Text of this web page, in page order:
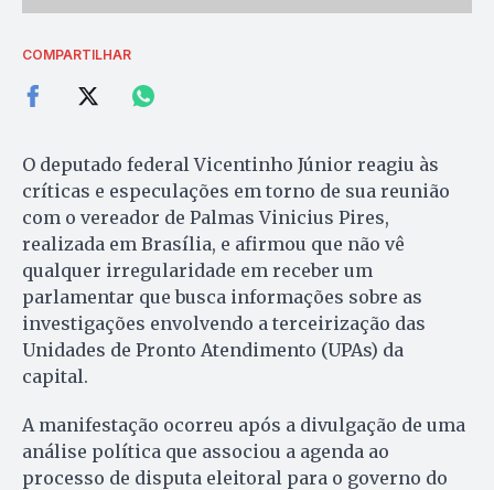
COMPARTILHAR
O deputado federal Vicentinho Júnior reagiu às
críticas e especulações em torno de sua reunião
com o vereador de Palmas Vinicius Pires,
realizada em Brasília, e afirmou que não vê
qualquer irregularidade em receber um
parlamentar que busca informações sobre as
investigações envolvendo a terceirização das
Unidades de Pronto Atendimento (UPAs) da
capital.
A manifestação ocorreu após a divulgação de uma
análise política que associou a agenda ao
processo de disputa eleitoral para o governo do